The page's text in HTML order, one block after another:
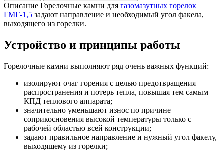
Описание Горелочные камни для газомазутных горелок
ГМГ-1,5 задают направление и необходимый угол факела,
выходящего из горелки.
Устройство и принципы работы
Горелочные камни выполняют ряд очень важных функций:
изолируют очаг горения с целью предотвращения
распространения и потерь тепла, повышая тем самым
КПД теплового аппарата;
значительно уменьшают износ по причине
соприкосновения высокой температуры только с
рабочей областью всей конструкции;
задают правильное направление и нужный угол факелу,
выходящему из горелки;